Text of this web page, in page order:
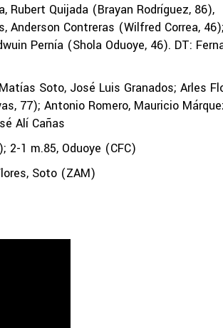
Rubert Quijada (Brayan Rodríguez, 86),
Anderson Contreras (Wilfred Correa, 46);
Pernía (Shola Oduoye, 46). DT:
Soto, José Luis Granados; Arles
77); Antonio Romero, Mauricio
Alí Cañas
2-1 m.85, Oduoye (CFC)
Soto (ZAM)